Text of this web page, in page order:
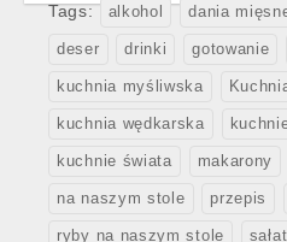
Tags: alkohol dania
deser drinki gotowanie
kuchnia myśliwska
kuchnia wędkarska
kuchnie świata makarony
na naszym stole przepis
ryby na naszym stole